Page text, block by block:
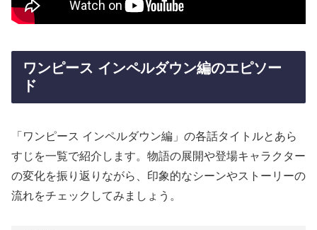
ワンピース インペルダウン編のエピソー
ド
「ワンピース インペルダウン編」の各話タイトルとあら
すじを一覧で紹介します。物語の展開や登場キャラクター
の変化を振り返りながら、印象的なシーンやストーリーの
流れをチェックしてみましょう。